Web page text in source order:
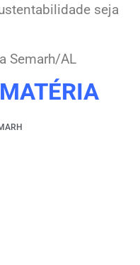
seja
Semarh/AL